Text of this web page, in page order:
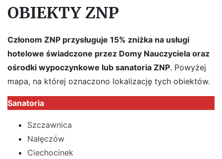
OBIEKTY ZNP
Członom ZNP przysługuje 15% zniżka na usługi
hotelowe świadczone przez Domy Nauczyciela oraz
ośrodki wypoczynkowe lub sanatoria ZNP. Powyżej
mapa, na której oznaczono lokalizację tych obiektów.
Sanatoria
Szczawnica
Nałęczów
Ciechocinek